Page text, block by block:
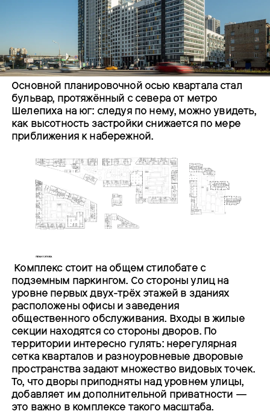
Основной планировочной осью квартала стал
бульвар, протяжённый с севера от метро
Шелепиха на юг: следуя по нему, можно увидеть,
как высотность застройки снижается по мере
приближения к набережной.
Комплекс стоит на общем стилобате с
подземным паркингом. Со стороны улиц на
уровне первых двух-трёх этажей в зданиях
расположены офисы и заведения
общественного обслуживания. Входы в жилые
секции находятся со стороны дворов. По
территории интересно гулять: нерегулярная
сетка кварталов и разноуровневые дворовые
пространства задают множество видовых точек.
То, что дворы приподняты над уровнем улицы,
добавляет им дополнительной приватности —
это важно в комплексе такого масштаба.